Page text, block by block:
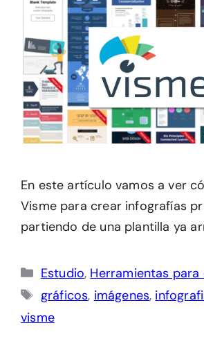
En este artículo vamos a ver
Visme para crear infografías
partiendo de una plantilla ya
Categorías
Estudio, Herramientas para
Etiquetas
gráficos, imágenes,
visme